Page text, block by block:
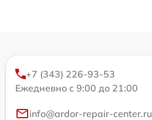
+7 (343) 226-93-53
Ежедневно с 9:00 до 21:00
info@ardor-repair-center.ru